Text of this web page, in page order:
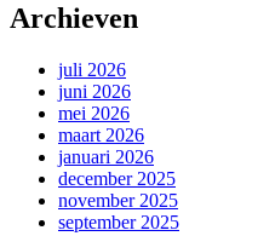
Archieven
juli 2026
juni 2026
mei 2026
maart 2026
januari 2026
december 2025
november 2025
september 2025